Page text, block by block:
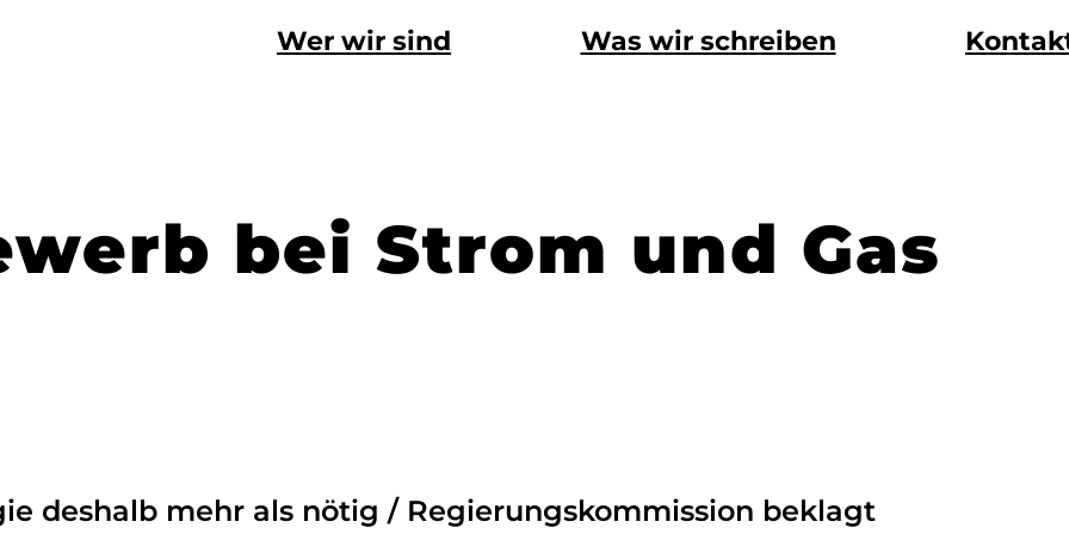
Wer wir sind Was wir schreiben
bei Strom und Gas
deshalb mehr als nötig / Regierungskommission beklagt